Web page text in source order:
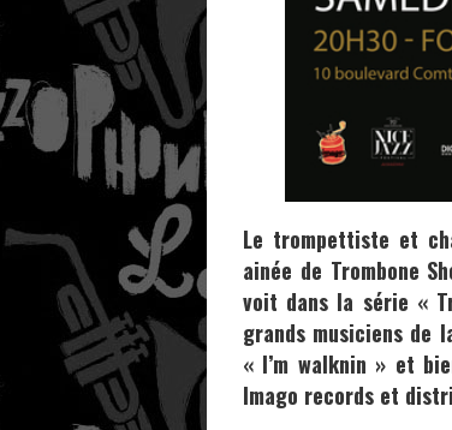
Le trompettiste et
ainée de Trombone
voit dans la série «
grands musiciens de
« I’m walknin » et
Imago records et